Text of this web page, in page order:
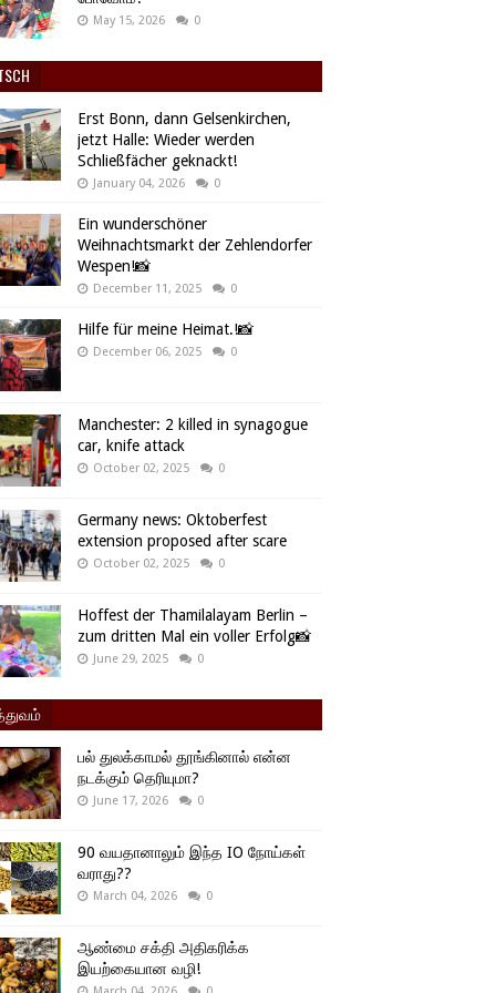
May 15, 2026 0
Erst Bonn, dann Gelsenkirchen,
jetzt Halle: Wieder werden
Schließfächer geknackt!
January 04, 2026 0
Ein wunderschöner
Weihnachtsmarkt der Zehlendorfer
Wespen!📸
December 11, 2025 0
Hilfe für meine Heimat.!📸
December 06, 2025 0
Manchester: 2 killed in synagogue
car, knife attack
October 02, 2025 0
Germany news: Oktoberfest
extension proposed after scare
October 02, 2025 0
Hoffest der Thamilalayam Berlin –
zum dritten Mal ein voller Erfolg📸
June 29, 2025 0
பல் துலக்காமல் தூங்கினால் என்ன
நடக்கும் தெரியுமா?
June 17, 2026 0
90 வயதானாலும் இந்த IO நோய்கள்
வராது??
March 04, 2026 0
ஆண்மை சக்தி அதிகரிக்க
இயற்கையான வழி!